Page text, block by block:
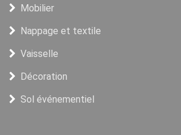
Mobilier
Nappage et textile
Vaisselle
Décoration
Sol événementiel